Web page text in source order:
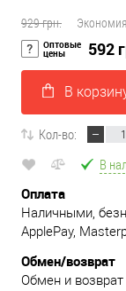
929 грн.
Оптовые
цены 592
В
Кол-во:
В
Оплата
Наличными,
ApplePay,
Обмен/возврат
Обмен и возврат